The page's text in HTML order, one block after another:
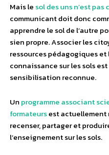
Mais le sol des uns n’est
communicant doit donc
apprendre le sol de l’autre
sien propre. Associer les
ressources pédagogiques
connaissance sur les sols
sensibilisation reconnue.
Un programme associant
formateursest actuellement
recenser, partager et
l’enseignement sur les sols.